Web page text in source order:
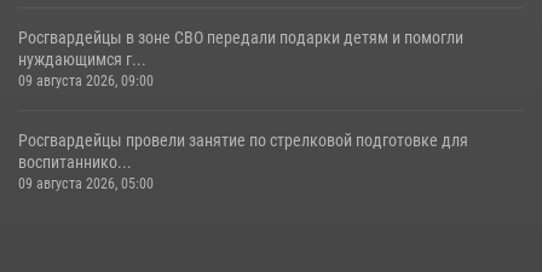
Росгвардейцы в зоне СВО передали подарки детям и помогли
нуждающимся г...
09 августа 2026, 09:00
Росгвардейцы провели занятие по стрелковой подготовке для
воспитаннико...
09 августа 2026, 05:00